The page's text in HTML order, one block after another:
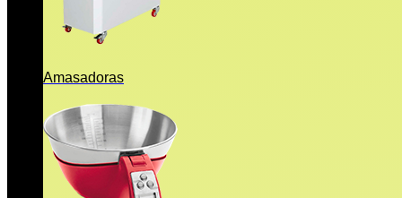
Amasadoras